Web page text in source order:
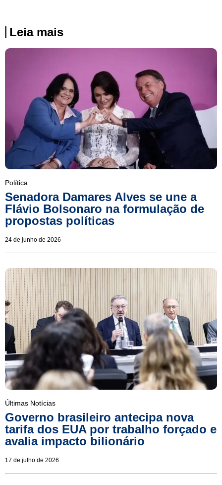
Leia mais
Política
Senadora Damares Alves se une a
Flávio Bolsonaro na formulação de
propostas políticas
24 de junho de 2026
Últimas Notícias
Governo brasileiro antecipa nova
tarifa dos EUA por trabalho forçado e
avalia impacto bilionário
17 de julho de 2026